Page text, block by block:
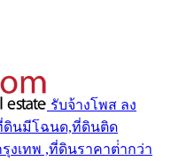
รับจ้างโพส ลง
ดินมีโฉนด,ที่ดินติด
งเทพ ,ที่ดินราคาต่ํากว่า